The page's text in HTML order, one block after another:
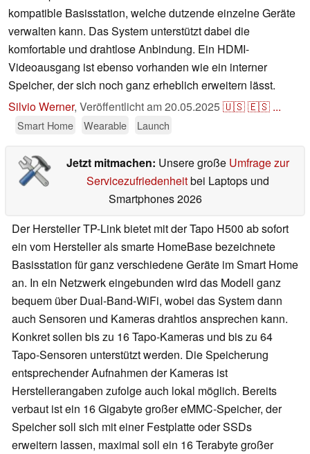
kompatible Basisstation, welche dutzende einzelne Geräte
verwalten kann. Das System unterstützt dabei die
komfortable und drahtlose Anbindung. Ein HDMI-
Videoausgang ist ebenso vorhanden wie ein interner
Speicher, der sich noch ganz erheblich erweitern lässt.
Silvio Werner, Veröffentlicht am20.05.2025🇺🇸🇪🇸 ...
Smart Home Wearable Launch
Jetzt mitmachen: Unsere große Umfrage zur
Servicezufriedenheitbei Laptops und
Smartphones 2026
Der Hersteller TP-Link bietet mit der Tapo H500 ab sofort
ein vom Hersteller als smarte HomeBase bezeichnete
Basisstation für ganz verschiedene Geräte im Smart Home
an. In ein Netzwerk eingebunden wird das Modell ganz
bequem über Dual-Band-WiFi, wobei das System dann
auch Sensoren und Kameras drahtlos ansprechen kann.
Konkret sollen bis zu 16 Tapo-Kameras und bis zu 64
Tapo-Sensoren unterstützt werden. Die Speicherung
entsprechender Aufnahmen der Kameras ist
Herstellerangaben zufolge auch lokal möglich. Bereits
verbaut ist ein 16 Gigabyte großer eMMC-Speicher, der
Speicher soll sich mit einer Festplatte oder SSDs
erweitern lassen, maximal soll ein 16 Terabyte großer